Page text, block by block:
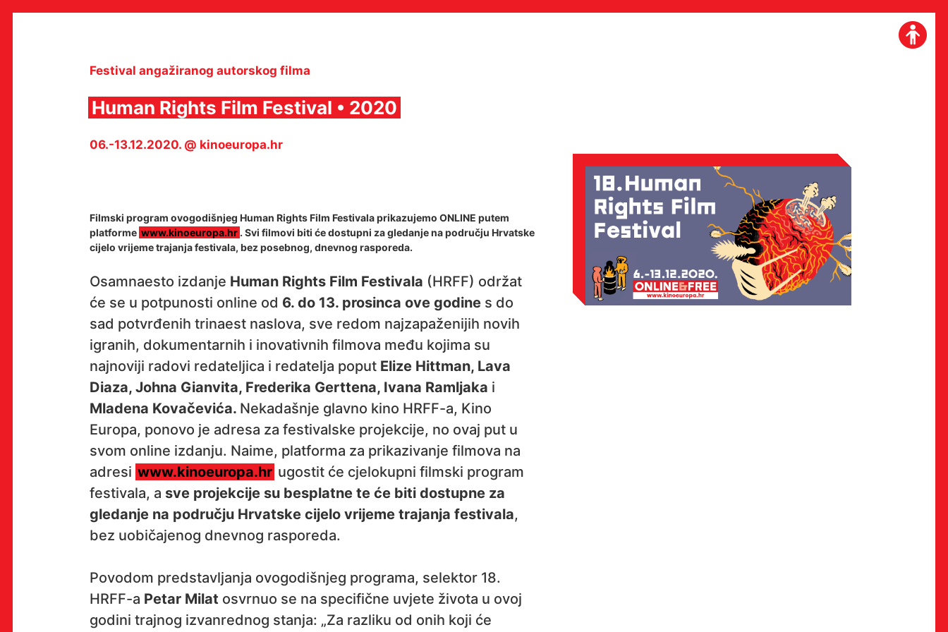
SURADNJE
KONTAKT
OK!
PRETPLATI SE
PROSTOR
10000 Zagreb
Festival angažiranog autorskog filma
Human Rights Film Festival • 2020
06.-13.12.2020. @ kinoeuropa.hr
Filmski program ovogodišnjeg Human Rights Film Festivala prikazujemo ONLINE putem
platforme www.kinoeuropa.hr . Svi filmovi biti će dostupni za gledanje na području Hrvatske
cijelo vrijeme trajanja festivala, bez posebnog, dnevnog rasporeda.
Osamnaesto izdanje Human Rights Film Festivala (HRFF) održat
će se u potpunosti online od 6. do 13. prosinca ove godine s do
sad potvrđenih trinaest naslova, sve redom najzapaženijih novih
igranih, dokumentarnih i inovativnih filmova među kojima su
najnoviji radovi redateljica i redatelja poput Elize Hittman, Lava
Diaza, Johna Gianvita, Frederika Gerttena, Ivana Ramljaka i
Mladena Kovačevića. Nekadašnje glavno kino HRFF-a, Kino
Europa, ponovo je adresa za festivalske projekcije, no ovaj put u
svom online izdanju. Naime, platforma za prikazivanje filmova na
adresi www.kinoeuropa.hr ugostit će cjelokupni filmski program
festivala, a sve projekcije su besplatne te će biti dostupne za
gledanje na području Hrvatske cijelo vrijeme trajanja festivala,
bez uobičajenog dnevnog rasporeda.
Povodom predstavljanja ovogodišnjeg programa, selektor 18.
HRFF-a Petar Milat osvrnuo se na specifične uvjete života u ovoj
godini trajnog izvanrednog stanja: „Za razliku od onih koji će